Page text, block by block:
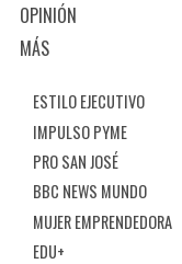
OPINIÓN
MÁS
ESTILO EJECUTIVO
IMPULSO PYME
PRO SAN JOSÉ
BBC NEWS MUNDO
MUJER EMPRENDEDORA
EDU+